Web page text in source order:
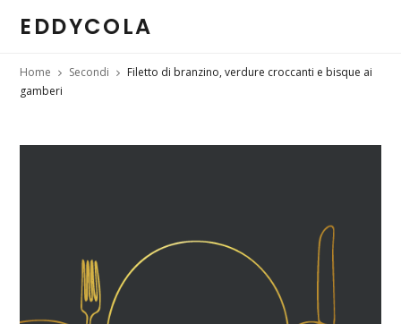
EDDYCOLA
Home Secondi
Filetto di branzino, verdure croccanti e bisque ai
gamberi